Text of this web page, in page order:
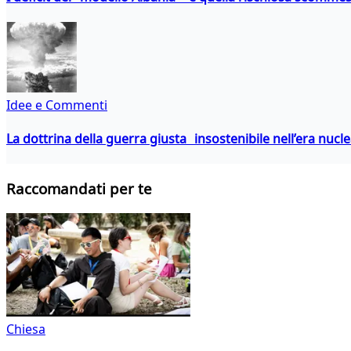
Idee e Commenti
La dottrina della guerra giusta insostenibile nell’era
Raccomandati per te
Chiesa